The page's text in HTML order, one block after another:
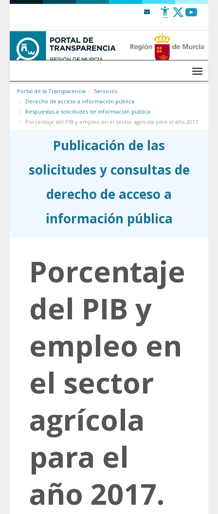
Saltar al contenido
Menú
Portal de la Transparencia
Servicios
Derecho de acceso a información pública
Respuestas a solicitudes de información pública
Porcentaje del PIB y empleo en el sector agrícola para el año 2017.
Publicación de las
solicitudes y consultas de
derecho de acceso a
información pública
Porcentaje
del PIB y
empleo en
el sector
agrícola
para el
año 2017.